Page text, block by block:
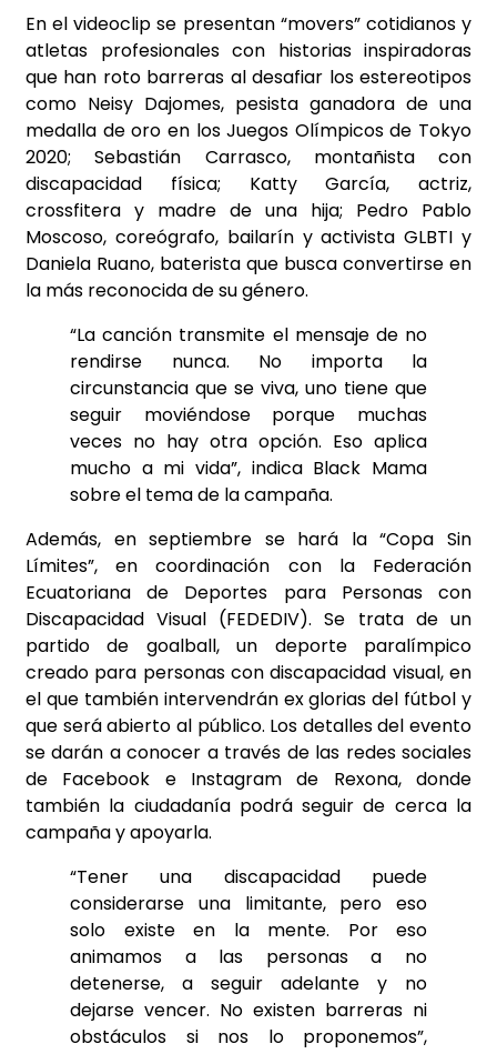
En el videoclip se presentan “movers” cotidianos y
atletas profesionales con historias inspiradoras
que han roto barreras al desafiar los estereotipos
como Neisy Dajomes, pesista ganadora de una
medalla de oro en los Juegos Olímpicos de Tokyo
2020; Sebastián Carrasco, montañista con
discapacidad física; Katty García, actriz,
crossfitera y madre de una hija; Pedro Pablo
Moscoso, coreógrafo, bailarín y activista GLBTI y
Daniela Ruano, baterista que busca convertirse en
la más reconocida de su género.
“La canción transmite el mensaje de no
rendirse nunca. No importa la
circunstancia que se viva, uno tiene que
seguir moviéndose porque muchas
veces no hay otra opción. Eso aplica
mucho a mi vida”, indica Black Mama
sobre el tema de la campaña.
Además, en septiembre se hará la “Copa Sin
Límites”, en coordinación con la Federación
Ecuatoriana de Deportes para Personas con
Discapacidad Visual (FEDEDIV). Se trata de un
partido de goalball, un deporte paralímpico
creado para personas con discapacidad visual, en
el que también intervendrán ex glorias del fútbol y
que será abierto al público. Los detalles del evento
se darán a conocer a través de las redes sociales
de Facebook e Instagram de Rexona, donde
también la ciudadanía podrá seguir de cerca la
campaña y apoyarla.
“Tener una discapacidad puede
considerarse una limitante, pero eso
solo existe en la mente. Por eso
animamos a las personas a no
detenerse, a seguir adelante y no
dejarse vencer. No existen barreras ni
obstáculos si nos lo proponemos”,